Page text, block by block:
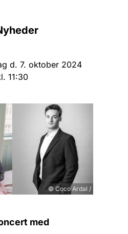
d. 7. oktober 2024
11:30
© Coco Ardal /
med